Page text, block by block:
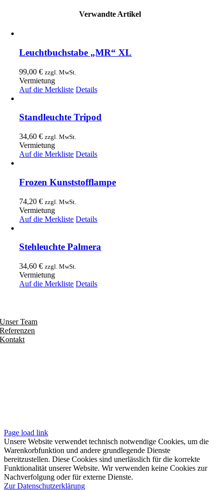
Verwandte Artikel
Leuchtbuchstabe „MR“ XL
99,00€ zzgl. MwSt.
Vermietung
Auf die Merkliste Details
Standleuchte Tripod
34,60€ zzgl. MwSt.
Vermietung
Auf die Merkliste Details
Frozen Kunststofflampe
74,20€ zzgl. MwSt.
Vermietung
Auf die Merkliste Details
Stehleuchte Palmera
34,60€ zzgl. MwSt.
Vermietung
Auf die Merkliste Details
Unser Team
Referenzen
Kontakt
Page load link
Unsere Website verwendet technisch notwendige Cookies, um die
Warenkorbfunktion und andere grundlegende Dienste
bereitzustellen. Diese Cookies sind unerlässlich für die korrekte
Funktionalität unserer Website. Wir verwenden keine Cookies zur
Nachverfolgung oder für externe Dienste.
Zur Datenschutzerklärung